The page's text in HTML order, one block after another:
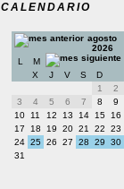
CALENDARIO
agosto
2026
L
M
X
J V S
D
1
2
3
4 5 6 7 8
9
10
11 12 13 14 15
16
17
18 19 20 21 22
23
24 25 26 27 28 29
30
31